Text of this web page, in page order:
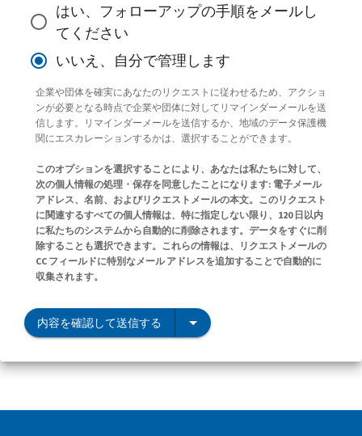
はい、フォローアップの手順をメールし
てください
いいえ、自分で管理します
企業や団体を確実にあなたのリクエストに従わせるため、アクショ
ンが必要となる時点で企業や団体に対してリマインダーメールを送
信します。リマインダーメールを送信するか、地域のデータ保護機
関にエスカレーションするかは、選択することができます。
このオプションを選択することにより、あなたは私たちに対して、
次の個人情報の処理・保存を同意したことになります: 電子メール
アドレス、名前、およびリクエストメールの本文。このリクエスト
に関連するすべての個人情報は、特に指定しない限り、120 日以内
に私たちのシステムから自動的に削除されます。データをすぐに削
除することも選択できます。これらの情報は、リクエストメールの
CC フィールドに特別なメール アドレスを追加することで自動的に
収集されます。
内容を確認して送信する